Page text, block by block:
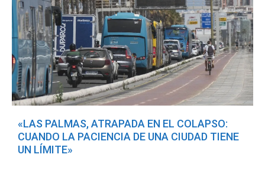
«LAS PALMAS, ATRAPADA EN EL COLAPSO:
CUANDO LA PACIENCIA DE UNA CIUDAD TIENE
UN LÍMITE»